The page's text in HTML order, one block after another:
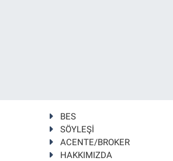
BES
SÖYLEŞİ
ACENTE/BROKER
HAKKIMIZDA